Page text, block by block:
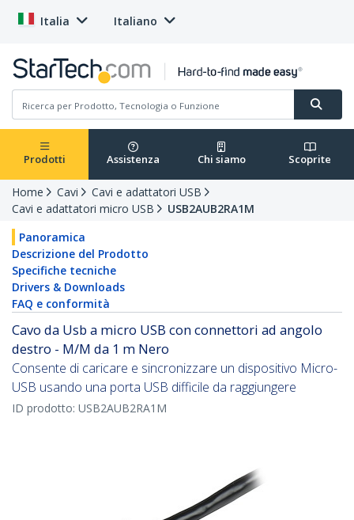
Italia Italiano
Prodotti Assistenza Chi siamo Scoprite
Home Cavi
Cavi e adattatori USB
Cavi e adattatori micro USB
USB2AUB2RA1M
Panoramica
Descrizione del Prodotto
Specifiche tecniche
Drivers & Downloads
FAQ e conformità
Cavo da Usb a micro USB con connettori ad angolo
destro - M/M da 1 m Nero
Consente di caricare e sincronizzare un dispositivo Micro-
USB usando una porta USB difficile da raggiungere
ID prodotto: USB2AUB2RA1M